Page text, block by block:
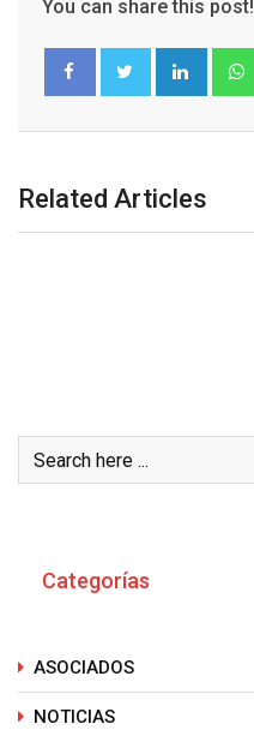
You can share this post!
Related Articles
Categorías
ASOCIADOS
NOTICIAS